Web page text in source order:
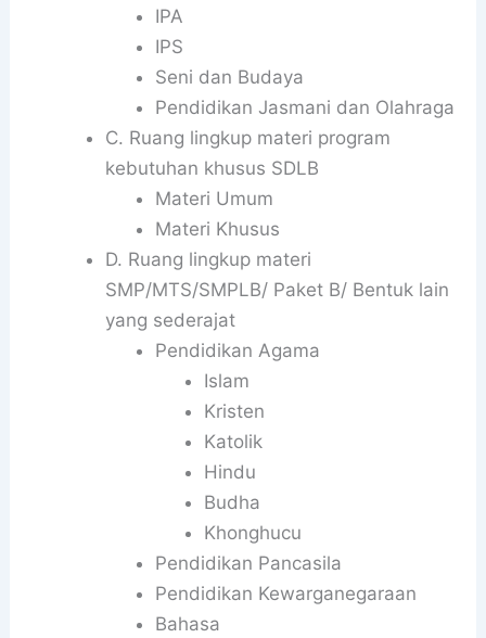
IPA
IPS
Seni dan Budaya
Pendidikan Jasmani dan Olahraga
C. Ruang lingkup materi program
kebutuhan khusus SDLB
Materi Umum
Materi Khusus
D. Ruang lingkup materi
SMP/MTS/SMPLB/ Paket B/ Bentuk lain
yang sederajat
Pendidikan Agama
Islam
Kristen
Katolik
Hindu
Budha
Khonghucu
Pendidikan Pancasila
Pendidikan Kewarganegaraan
Bahasa